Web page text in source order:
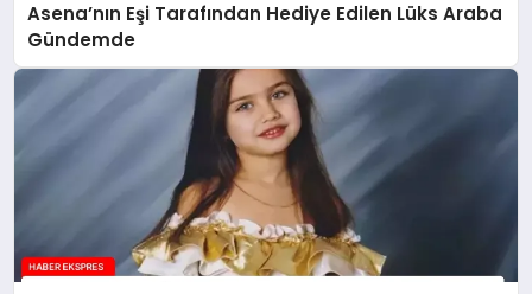
Asena’nın Eşi Tarafından Hediye Edilen Lüks Araba
Gündemde